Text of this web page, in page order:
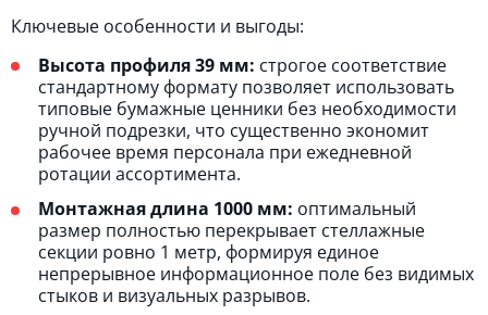
Ключевые особенности и выгоды:
Высота профиля 39 мм: строгое соответствие
стандартному формату позволяет использовать
типовые бумажные ценники без необходимости
ручной подрезки, что существенно экономит
рабочее время персонала при ежедневной
ротации ассортимента.
Монтажная длина 1000 мм: оптимальный
размер полностью перекрывает стеллажные
секции ровно 1 метр, формируя единое
непрерывное информационное поле без видимых
стыков и визуальных разрывов.